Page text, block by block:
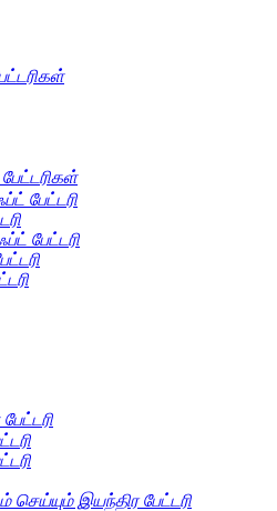
பேட்டரி
பேட்டரி
செய்யும் இயந்திர பேட்டரி